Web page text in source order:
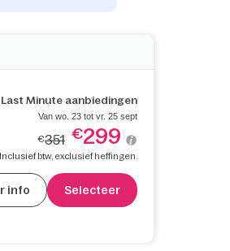
Last Minute aanbiedingen
Van wo. 23 tot vr. 25 sept
€351 €299
Inclusief btw, exclusief heffingen.
info Selecteer